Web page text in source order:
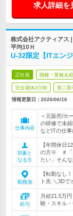
求人詳細を
株式会社アクティアス
平均10Ｈ
U-32限定【ITエン
正社員 職種・業種未
完全週休2日制 第二新
情報更新日：2026/06/16
仕事内容
＜元販売/ホ
の研修で未
などITの仕
対象と
なる方
【年間休日
の方※ ＃「
たい」そん
勤務地
【転勤なし
ト先 ＼3Dで
給与
月給21.5万
験・スキル